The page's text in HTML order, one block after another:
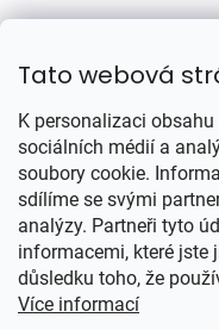
Tato webová
K personalizaci
sociálních médií a
soubory cookie.
sdílíme se svými
analýzy. Partneři tyto
informacemi, které jste
důsledku toho, že
Více informací
Přijímáme online
Copyright 2026